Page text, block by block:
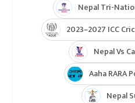
Nepal Tri-
2023–2027 ICC
Nepal Vs
Aaha RARA
Nepal